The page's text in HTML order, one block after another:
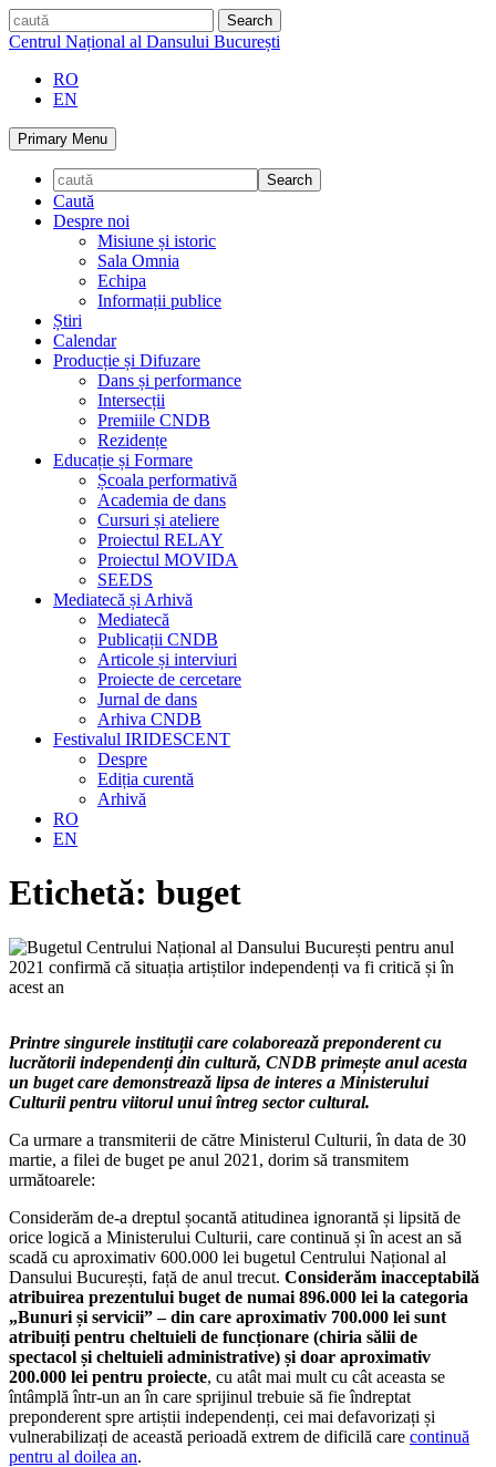
Skip
to
caută
Centrul Național al Dansului București
RO
EN
Primary Menu
Caută
Despre noi
Misiune și istoric
Sala Omnia
Echipa
Informații publice
Știri
Calendar
Producție și Difuzare
Dans și performance
Intersecții
Premiile CNDB
Rezidențe
Educație și Formare
Școala performativă
Academia de dans
Cursuri și ateliere
Proiectul RELAY
Proiectul MOVIDA
SEEDS
Mediatecă și Arhivă
Mediatecă
Publicații CNDB
Articole și interviuri
Proiecte de cercetare
Jurnal de dans
Arhiva CNDB
Festivalul IRIDESCENT
Despre
Ediția curentă
Arhivă
RO
EN
Etichetă: buget
Printre singurele instituții care colaborează preponderent cu
lucrătorii independenți din cultură, CNDB primește anul acesta
un buget care demonstrează lipsa de interes a Ministerului
Culturii pentru viitorul unui întreg sector cultural.
Ca urmare a transmiterii de către Ministerul Culturii, în data de 30
martie, a filei de buget pe anul 2021, dorim să transmitem
următoarele:
Considerăm de-a dreptul șocantă atitudinea ignorantă și lipsită de
orice logică a Ministerului Culturii, care continuă și în acest an să
scadă cu aproximativ 600.000 lei bugetul Centrului Național al
Dansului București, față de anul trecut. Considerăm inacceptabilă
atribuirea prezentului buget de numai 896.000 lei la categoria
„Bunuri și servicii” – din care aproximativ 700.000 lei sunt
atribuiți pentru cheltuieli de funcționare (chiria sălii de
spectacol și cheltuieli administrative) și doar aproximativ
200.000 lei pentru proiecte, cu atât mai mult cu cât aceasta se
întâmplă într-un an în care sprijinul trebuie să fie îndreptat
preponderent spre artiștii independenți, cei mai defavorizați și
vulnerabilizați de această perioadă extrem de dificilă care continuă
pentru al doilea an.